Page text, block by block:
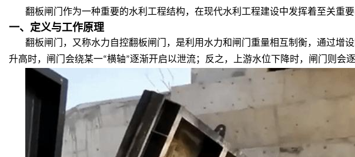
翻板闸门作为一种重要的水利工程结构，在现代水利工程建设中发挥着至关重
一、定义与工作原理
翻板闸门，又称水力自控翻板闸门，是利用水力和闸门重量相互制衡，通过增
升高时，闸门会绕某一“横轴”逐渐开启以泄流；反之，上游水位下降时，闸门则会